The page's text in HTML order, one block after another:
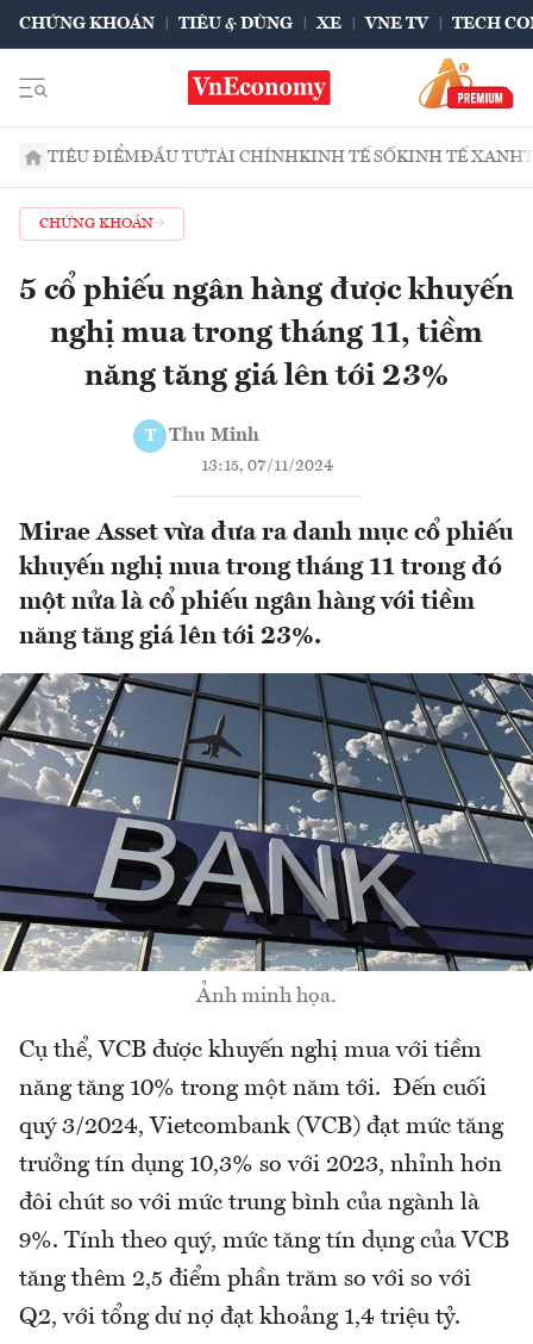
CHỨNG KHOÁN TIÊU & DÙNG XE VNE TV TECH
TIÊU ĐIỂMĐẦU TƯTÀI CHÍNHKINH TẾ SỐKINH TẾ XANH
CHỨNG KHOÁN
5 cổ phiếu ngân hàng được khuyến
nghị mua trong tháng 11, tiềm
năng tăng giá lên tới 23%
T Thu Minh
13:15, 07/11/2024
Mirae Asset vừa đưa ra danh mục cổ phiếu
khuyến nghị mua trong tháng 11 trong đó
một nửa là cổ phiếu ngân hàng với tiềm
năng tăng giá lên tới 23%.
Ảnh minh họa.
Cụ thể, VCB được khuyến nghị mua với tiềm
năng tăng 10% trong một năm tới. Đến cuối
quý 3/2024, Vietcombank (VCB) đạt mức tăng
trưởng tín dụng 10,3% so với 2023, nhỉnh hơn
đôi chút so với mức trung bình của ngành là
9%. Tính theo quý, mức tăng tín dụng của VCB
tăng thêm 2,5 điểm phần trăm so với so với
Q2, với tổng dư nợ đạt khoảng 1,4 triệu tỷ.